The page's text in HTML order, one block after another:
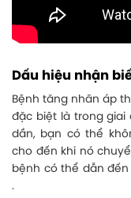
Dấu hiệu nhận
Bệnh tăng nhãn áp
đặc biệt là trong giai
dần, bạn có thể
cho đến khi nó
bệnh có thể dẫn
.